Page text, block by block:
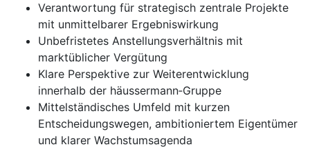
Verantwortung für strategisch zentrale Projekte
mit unmittelbarer Ergebniswirkung
Unbefristetes Anstellungsverhältnis mit
marktüblicher Vergütung
Klare Perspektive zur Weiterentwicklung
innerhalb der häussermann‑Gruppe
Mittelständisches Umfeld mit kurzen
Entscheidungswegen, ambitioniertem Eigentümer
und klarer Wachstumsagenda